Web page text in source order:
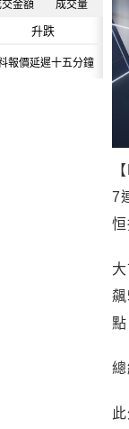
金額 成交量
升跌
報價延遲十五分鐘
7